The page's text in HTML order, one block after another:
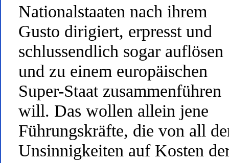
Nationalstaaten nach ihrem
Gusto dirigiert, erpresst und
schlussendlich sogar auflösen
und zu einem europäischen
Super-Staat zusammenführen
will. Das wollen allein jene
Führungskräfte, die von all
Unsinnigkeiten auf Kosten